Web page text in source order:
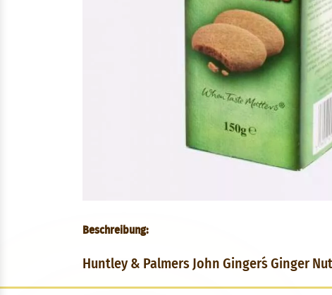
Beschreibung:
Huntley & Palmers John Ginger´s Ginger